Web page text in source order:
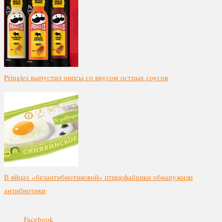
Pringles выпустил чипсы со вкусом острых соусов
В яйцах «безантибиотиковой» птицефабрики обнаружили
антибиотики
Facebook